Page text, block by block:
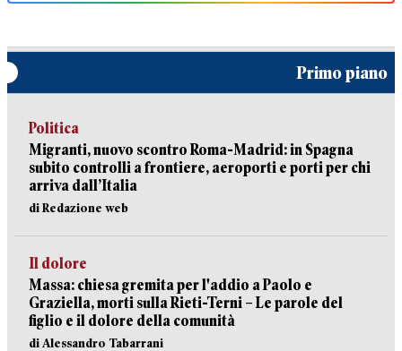
Primo piano
Politica
Migranti, nuovo scontro Roma-Madrid: in Spagna
subito controlli a frontiere, aeroporti e porti per chi
arriva dall’Italia
di Redazione web
Il dolore
Massa: chiesa gremita per l'addio a Paolo e
Graziella, morti sulla Rieti-Terni – Le parole del
figlio e il dolore della comunità
di Alessandro Tabarrani